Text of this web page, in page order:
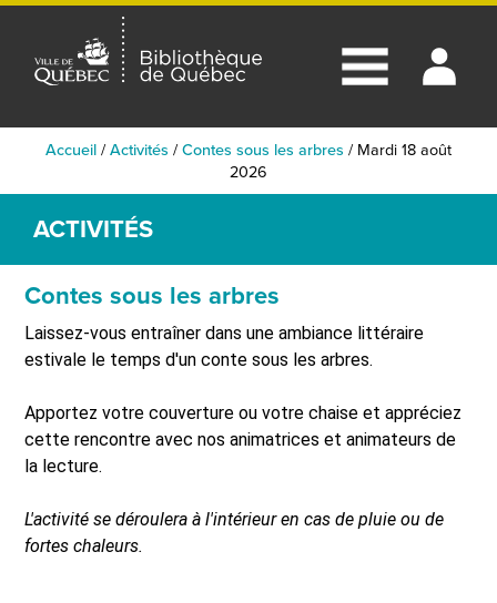
Accueil/Activités /Contes sous les arbres / Mardi 18 août
2026
ACTIVITÉS
Contes sous les arbres
Laissez-vous entraîner dans une ambiance littéraire
estivale le temps d'un conte sous les arbres.
Apportez votre couverture ou votre chaise et appréciez
cette rencontre avec nos animatrices et animateurs de
la lecture.
L'activité se déroulera à l'intérieur en cas de pluie ou de
fortes chaleurs.